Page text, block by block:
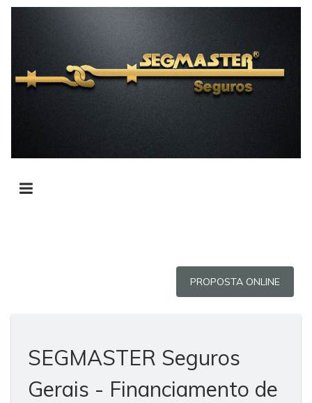
PROPOSTA ONLINE
SEGMASTER Seguros
Gerais - Financiamento de